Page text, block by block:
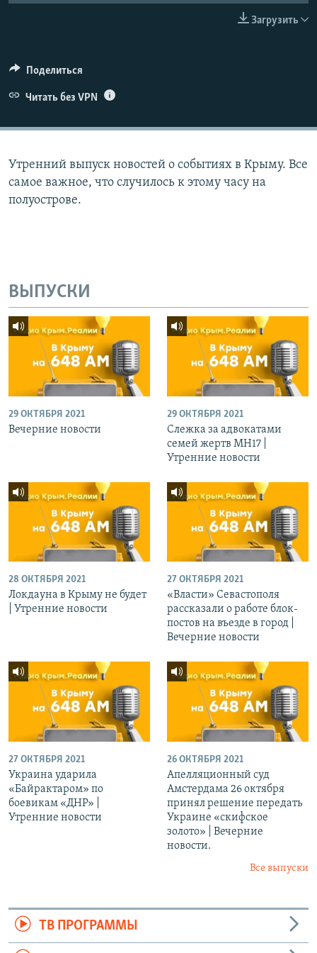
ELIFBE
УКРАИНСКАЯ ПРОБЛЕМА КРЫМА
Загрузить
Поделиться
Читать без VPN
Утренний выпуск новостей о событиях в Крыму. Все
самое важное, что случилось к этому часу на
полуострове.
ВЫПУСКИ
29 ОКТЯБРЯ 2021
Вечерние новости
29 ОКТЯБРЯ 2021
Слежка за адвокатами
семей жертв МН17 |
Утренние новости
28 ОКТЯБРЯ 2021
Локдауна в Крыму не будет
| Утренние новости
27 ОКТЯБРЯ 2021
«Власти» Севастополя
рассказали о работе блок-
постов на въезде в город |
Вечерние новости
27 ОКТЯБРЯ 2021
Украина ударила
«Байрактаром» по
боевикам «ДНР» |
Утренние новости
26 ОКТЯБРЯ 2021
Апелляционный суд
Амстердама 26 октября
принял решение передать
Украине «скифское
золото» | Вечерние
новости.
Все выпуски
ТВ ПРОГРАММЫ